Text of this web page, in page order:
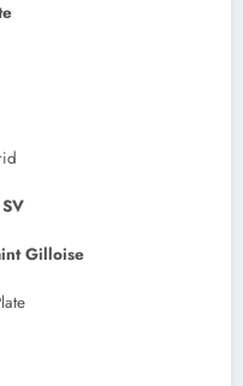
Gilloise